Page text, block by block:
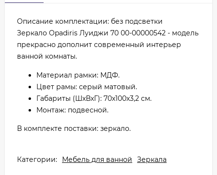
Описание комплектации: без подсветки
Зеркало Opadiris Луиджи 70 00-00000542 - модель
прекрасно дополнит современный интерьер
ванной комнаты.
Материал рамки: МДФ.
Цвет рамы: серый матовый.
Габариты (ШхВхГ): 70х100х3,2 см.
Монтаж: подвесной.
В комплекте поставки: зеркало.
Категории: Мебель для ванной Зеркала